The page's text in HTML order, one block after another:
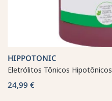
HIPPOTONIC
Eletrólitos Tônicos Hipotônicos
24,99 €